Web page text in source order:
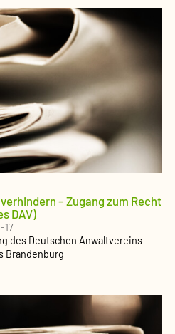
fordern
Zugang
zum
Recht
des
DAV)
– Zugang zum Recht
DAV)
17
des Deutschen Anwalt­vereins
Brandenburg